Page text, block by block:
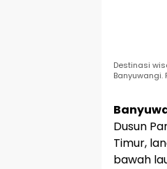
Destinasi
Banyuwangi.
Dusun
Timur,
bawah